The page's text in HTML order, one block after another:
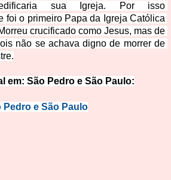
sua Igreja. Por isso
foi o primeiro Papa da Igreja Católica
crucificado como Jesus, mas de
não se achava digno de morrer de
em: São Pedro e São Paulo:
Pedro e São Paulo